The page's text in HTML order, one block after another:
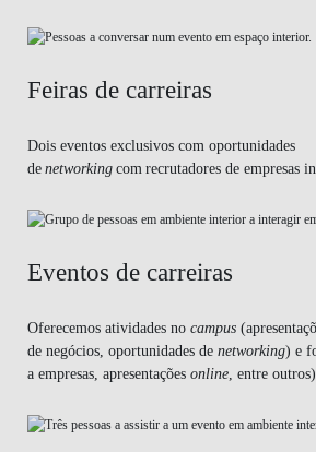
Feiras de carreiras
Dois eventos exclusivos com oportunidades
denetworkingcom recrutadores de empresas
Eventos de carreiras
Oferecemos atividades no campus
de negócios, oportunidades de networking) e
a empresas, apresentações online, entre